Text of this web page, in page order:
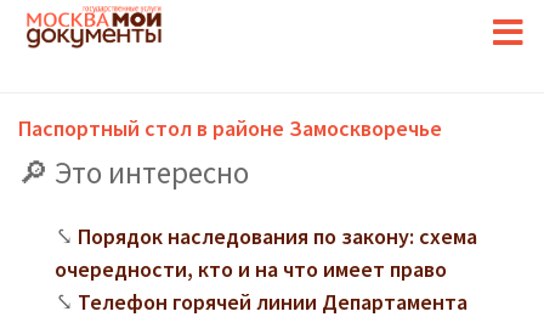
Паспортный стол в районе Замоскворечье
Это интересно
Порядок наследования по закону: схема
очередности, кто и на что имеет право
Телефон горячей линии Департамента